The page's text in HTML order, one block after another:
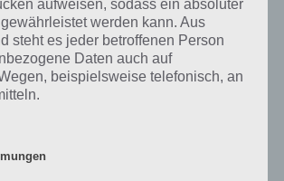
teilen Teilen auf Facebook
aufweisen, sodass ein absoluter
werden kann. Aus
steht es jeder betroffenen Person
Daten auch auf
beispielsweise telefonisch, an